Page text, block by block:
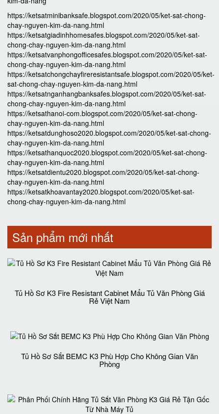
https://ketsatminibanksafe.blogspot.com/2020/05/ket-sat-chong-
chay-nguyen-kim-da-nang.html
https://ketsatgiadinhhomesafes.blogspot.com/2020/05/ket-sat-
chong-chay-nguyen-kim-da-nang.html
https://ketsatvanphongofficesafes.blogspot.com/2020/05/ket-sat-
chong-chay-nguyen-kim-da-nang.html
https://ketsatchongchayfireresistantsafe.blogspot.com/2020/05/ket-
sat-chong-chay-nguyen-kim-da-nang.html
https://ketsatnganhangbanksafes.blogspot.com/2020/05/ket-sat-
chong-chay-nguyen-kim-da-nang.html
https://ketsathanoi-com.blogspot.com/2020/05/ket-sat-chong-
chay-nguyen-kim-da-nang.html
https://ketsatdunghoso2020.blogspot.com/2020/05/ket-sat-chong-
chay-nguyen-kim-da-nang.html
https://ketsathanquoc2020.blogspot.com/2020/05/ket-sat-chong-
chay-nguyen-kim-da-nang.html
https://ketsatdientu2020.blogspot.com/2020/05/ket-sat-chong-
chay-nguyen-kim-da-nang.html
https://ketsatkhoavantay2020.blogspot.com/2020/05/ket-sat-
chong-chay-nguyen-kim-da-nang.html
Sản phẩm mới nhất
Tủ Hồ Sơ K3 Fire Resistant Cabinet Mẩu Tủ Văn Phòng Giá
Rẻ Việt Nam
Tủ Hồ Sơ Sắt BEMC K3 Phù Hợp Cho Không Gian Văn
Phòng